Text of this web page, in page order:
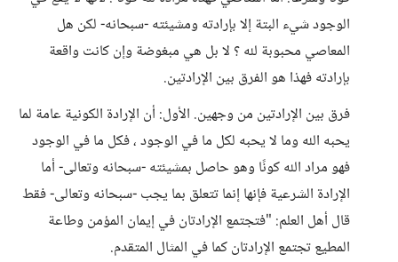
الوجود شيء البتة إلا بإرادته ومشيئته -سبحانه- لكن هل
المعاصي محبوبة لله ؟ لا بل هي مبغوضة وإن كانت واقعة
بإرادته فهذا هو الفرق بين الإرادتين.
فرق بين الإرادتين من وجهين. الأول: أن الإرادة الكونية عامة لما
يحبه الله وما لا يحبه لكل ما في الوجود ، فكل ما في الوجود
فهو مراد الله كونًا وهو حاصل بمشيئته -سبحانه وتعالى- أما
الإرادة الشرعية فإنها إنما تتعلق بما يجب -سبحانه وتعالى- فقط
قال أهل العلم: "فتجتمع الإرادتان في إيمان المؤمن وطاعة
المطيع تجتمع الإرادتان كما في المثال المتقدم.